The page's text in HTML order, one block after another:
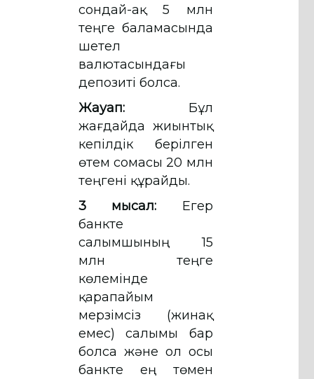
сондай-ақ 5 млн
теңге баламасында
шетел
валютасындағы
депозиті болса.
Жауап: Бұл
жағдайда жиынтық
кепілдік берілген
өтем сомасы 20 млн
теңгені құрайды.
3 мысал: Егер
банкте
салымшының 15
млн теңге
көлемінде
қарапайым
мерзімсіз (жинақ
емес) салымы бар
болса және ол осы
банкте ең төмен